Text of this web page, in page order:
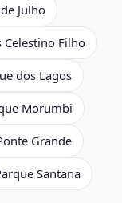
Julho
Filho
dos Lagos
Morumbi
Grande
Santana